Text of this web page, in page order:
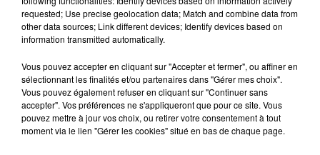
requested; Use precise geolocation data; Match and combine data from
other data sources; Link different devices; Identify devices based on
information transmitted automatically.
Vous pouvez accepter en cliquant sur "Accepter et fermer", ou affiner en
sélectionnant les finalités et/ou partenaires dans "Gérer mes choix".
Vous pouvez également refuser en cliquant sur "Continuer sans
accepter". Vos préférences ne s'appliqueront que pour ce site. Vous
pouvez mettre à jour vos choix, ou retirer votre consentement à tout
moment via le lien "Gérer les cookies" situé en bas de chaque page.